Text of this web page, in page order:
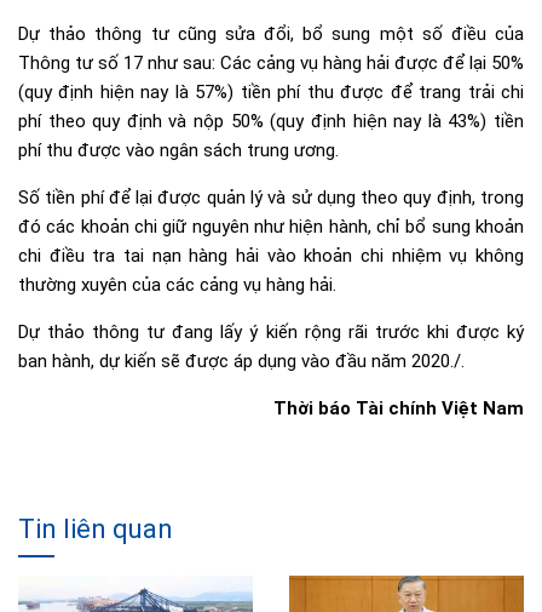
Dự thảo thông tư cũng sửa đổi, bổ sung một số điều của
Thông tư số 17 như sau: Các cảng vụ hàng hải được để lại 50%
(quy định hiện nay là 57%) tiền phí thu được để trang trải chi
phí theo quy định và nộp 50% (quy định hiện nay là 43%) tiền
phí thu được vào ngân sách trung ương.
Số tiền phí để lại được quản lý và sử dụng theo quy định, trong
đó các khoản chi giữ nguyên như hiện hành, chỉ bổ sung khoản
chi điều tra tai nạn hàng hải vào khoản chi nhiệm vụ không
thường xuyên của các cảng vụ hàng hải.
Dự thảo thông tư đang lấy ý kiến rộng rãi trước khi được ký
ban hành, dự kiến sẽ được áp dụng vào đầu năm 2020./.
Thời báo Tài chính Việt Nam
Tin liên quan